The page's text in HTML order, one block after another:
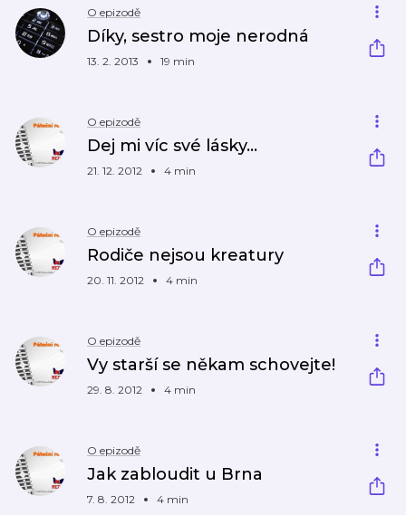
O epizodě
Díky, sestro moje nerodná
13. 2. 2013 19 min
O epizodě
Dej mi víc své lásky...
21. 12. 2012 4 min
O epizodě
Rodiče nejsou kreatury
20. 11. 2012 4 min
O epizodě
Vy starší se někam schovejte!
29. 8. 2012 4 min
O epizodě
Jak zabloudit u Brna
7. 8. 2012 4 min